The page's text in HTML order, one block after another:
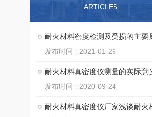
ARTICLES
发布时间：2021-01-26
发布时间：2020-09-24